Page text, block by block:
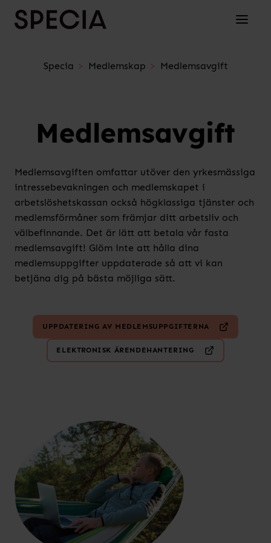
Skip to content
Specia Medlemskap Medlemsavgift
Medlemsavgift
Medlemsavgiften omfattar utöver den yrkesmässiga
intressebevakningen och medlemskapet i
arbetslöshetskassan också högklassiga tjänster och
medlemsförmåner som främjar ditt arbetsliv och
välbefinnande. Det är lätt att betala vår fasta
medlemsavgift! Glöm inte att hålla dina
medlemsuppgifter uppdaterade så att vi kan
betjäna dig på bästa möjliga sätt.
UPPDATERING AV MEDLEMSUPPGIFTERNA
ELEKTRONISK ÄRENDEHANTERING